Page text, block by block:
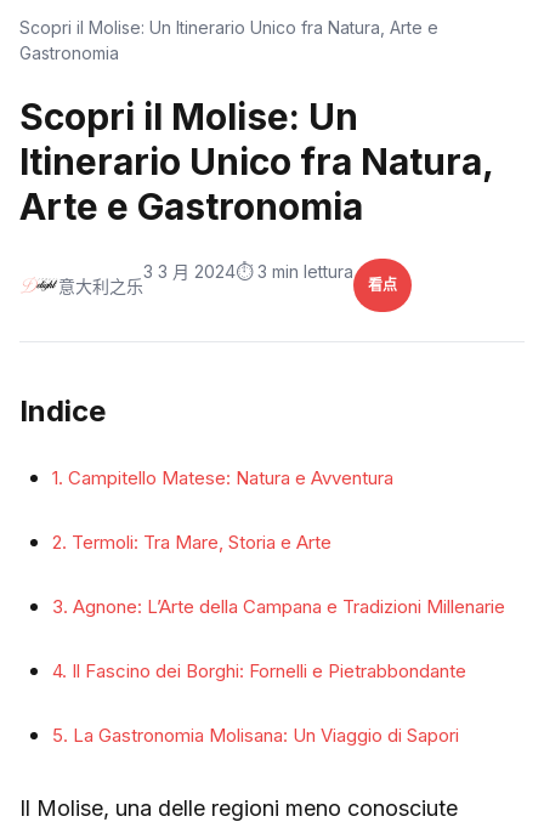
Scopri il Molise: Un Itinerario Unico fra Natura, Arte e
Gastronomia
Scopri il Molise: Un
Itinerario Unico fra Natura,
Arte e Gastronomia
意大利之乐
3 3 月 2024⏱️ 3 min lettura
看点
Indice
1. Campitello Matese: Natura e Avventura
2. Termoli: Tra Mare, Storia e Arte
3. Agnone: L’Arte della Campana e Tradizioni Millenarie
4. Il Fascino dei Borghi: Fornelli e Pietrabbondante
5. La Gastronomia Molisana: Un Viaggio di Sapori
Il Molise, una delle regioni meno conosciute